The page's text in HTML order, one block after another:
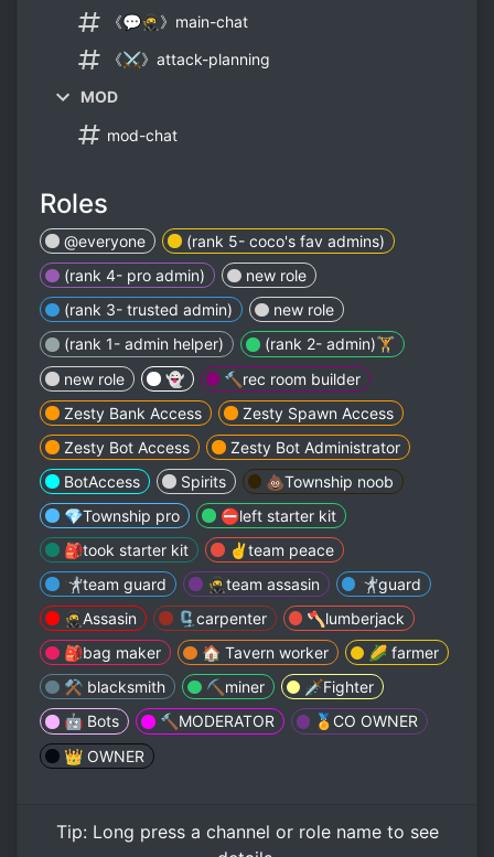
《💬🥷》main-chat
《⚔》attack-planning
MOD
mod-chat
Roles
@everyone
(rank 5- coco's fav admins)
(rank 4- pro admin)
new role
(rank 3- trusted admin)
new role
(rank 1- admin helper)
(rank 2- admin)🏋️
new role
👻
🔨rec room builder
Zesty Bank Access
Zesty Spawn Access
Zesty Bot Access
Zesty Bot Administrator
BotAccess
Spirits
💩Township noob
💎Township pro
⛔️left starter kit
🎒took starter kit
✌️team peace
🤺team guard
🥷team assasin
🤺guard
🥷Assasin
🗜carpenter
🪓lumberjack
🎒bag maker
🏠 Tavern worker
🌽 farmer
⚒️ blacksmith
⛏️miner
🗡Fighter
🤖 Bots
🔨MODERATOR
🏅CO OWNER
👑 OWNER
Tip: Long pressa channel or role name to see